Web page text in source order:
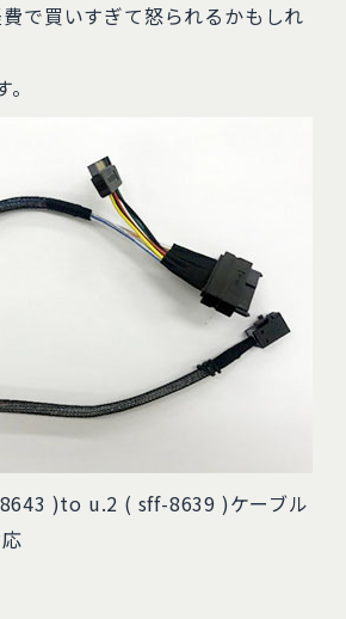
で買いすぎて怒られるかもしれ
)to u.2 ( sff-8639 )ケーブル